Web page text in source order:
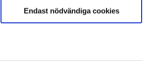
Endast nödvändiga cookies